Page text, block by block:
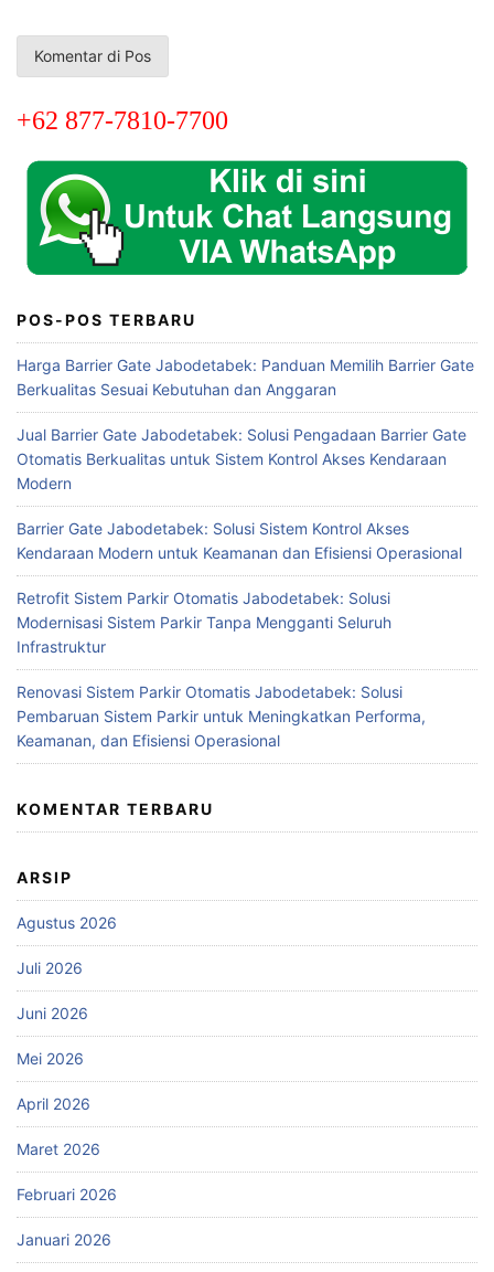
+62 877-7810-7700
POS-POS TERBARU
Harga Barrier Gate Jabodetabek: Panduan Memilih Barrier Gate
Berkualitas Sesuai Kebutuhan dan Anggaran
Jual Barrier Gate Jabodetabek: Solusi Pengadaan Barrier Gate
Otomatis Berkualitas untuk Sistem Kontrol Akses Kendaraan
Modern
Barrier Gate Jabodetabek: Solusi Sistem Kontrol Akses
Kendaraan Modern untuk Keamanan dan Efisiensi Operasional
Retrofit Sistem Parkir Otomatis Jabodetabek: Solusi
Modernisasi Sistem Parkir Tanpa Mengganti Seluruh
Infrastruktur
Renovasi Sistem Parkir Otomatis Jabodetabek: Solusi
Pembaruan Sistem Parkir untuk Meningkatkan Performa,
Keamanan, dan Efisiensi Operasional
KOMENTAR TERBARU
ARSIP
Agustus 2026
Juli 2026
Juni 2026
Mei 2026
April 2026
Maret 2026
Februari 2026
Januari 2026